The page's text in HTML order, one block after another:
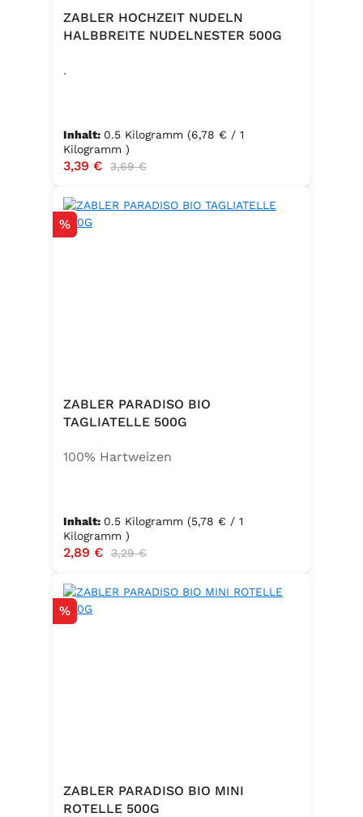
ZABLER HOCHZEIT NUDELN
HALBBREITE NUDELNESTER 500G
.
Inhalt: 0.5 Kilogramm (6,78 € / 1
Kilogramm )
Verkaufspreis:
3,39 € Regulärer Preis:
3,69 €
Rabatt
%
ZABLER PARADISO BIO
TAGLIATELLE 500G
100% Hartweizen
Inhalt: 0.5 Kilogramm (5,78 € / 1
Kilogramm )
Verkaufspreis:
2,89 € Regulärer Preis:
3,29 €
Rabatt
%
ZABLER PARADISO BIO MINI
ROTELLE 500G